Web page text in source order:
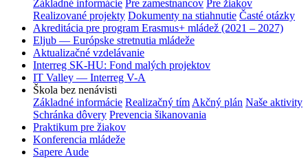
Základné informácie Pre zamestnancov Pre žiakov
Realizované projekty Dokumenty na stiahnutie Časté otázky
Akreditácia pre program Erasmus+ mládež (2021 – 2027)
Eljub — Európske stretnutia mládeže
Aktualizačné vzdelávanie
Interreg SK-HU: Fond malých projektov
IT Valley — Interreg V-A
Škola bez nenávisti
Základné informácie Realizačný tím Akčný plán Naše aktivity
Schránka dôvery Prevencia šikanovania
Praktikum pre žiakov
Konferencia mládeže
Sapere Aude